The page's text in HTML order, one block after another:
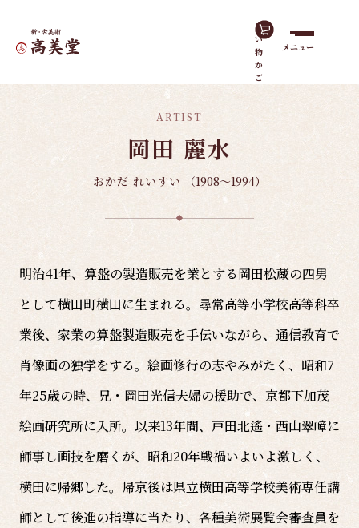
買
い
物
か
ご
メニュー
ホーム島根の作家
ARTIST
岡田 麗水
おかだ れいすい （1908～1994）
明治41年、算盤の製造販売を業とする岡田松蔵の四男
として横田町横田に生まれる。尋常高等小学校高等科卒
業後、家業の算盤製造販売を手伝いながら、通信教育で
肖像画の独学をする。絵画修行の志やみがたく、昭和7
年25歳の時、兄・岡田光信夫婦の援助で、京都下加茂
絵画研究所に入所。以来13年間、戸田北遙・西山翠嶂に
師事し画技を磨くが、昭和20年戦禍いよいよ激しく、
横田に帰郷した。帰京後は県立横田高等学校美術専任講
師として後進の指導に当たり、各種美術展覧会審査員を